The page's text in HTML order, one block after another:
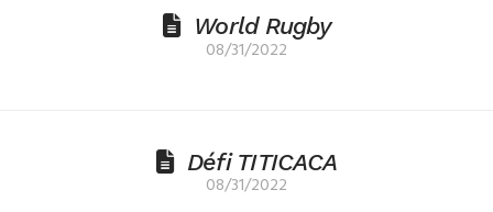
World Rugby
08/31/2022
Défi TITICACA
08/31/2022